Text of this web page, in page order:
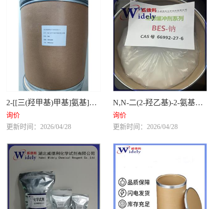
2-[[三(羟甲基)甲基]氨基]乙磺酸
询价
更新时间：2026/04/28
N,N-二(2-羟乙基)-2-氨基乙磺酸钠 66992-27-6
询价
更新时间：2026/04/28